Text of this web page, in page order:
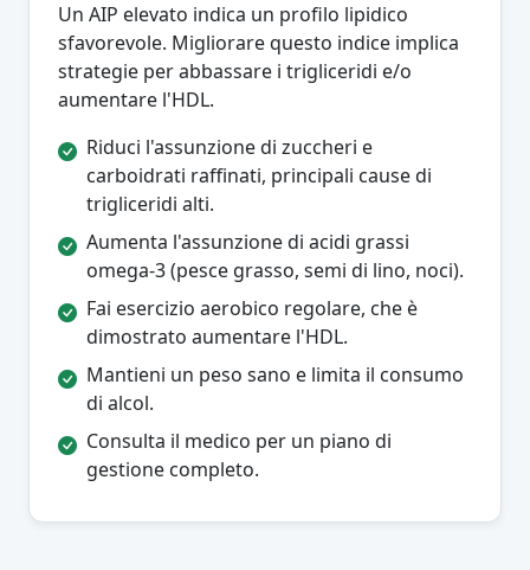
Un AIP elevato indica un profilo lipidico
sfavorevole. Migliorare questo indice implica
strategie per abbassare i trigliceridi e/o
aumentare l'HDL.
Riduci l'assunzione di zuccheri e
carboidrati raffinati, principali cause di
trigliceridi alti.
Aumenta l'assunzione di acidi grassi
omega-3 (pesce grasso, semi di lino, noci).
Fai esercizio aerobico regolare, che è
dimostrato aumentare l'HDL.
Mantieni un peso sano e limita il consumo
di alcol.
Consulta il medico per un piano di
gestione completo.